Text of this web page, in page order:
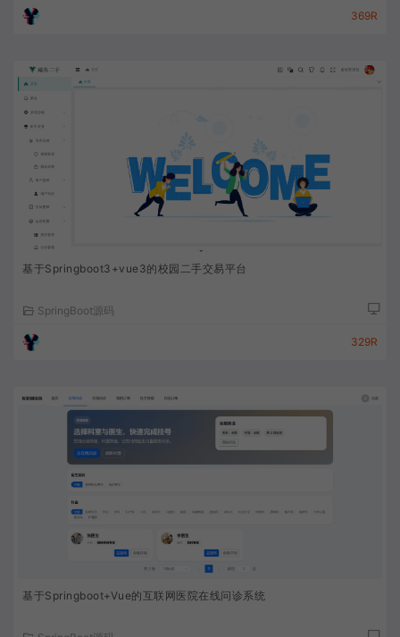
369R
基于Springboot3+vue3的校园二手交易平台
SpringBoot源码
329R
基于Springboot+Vue的互联网医院在线问诊系统